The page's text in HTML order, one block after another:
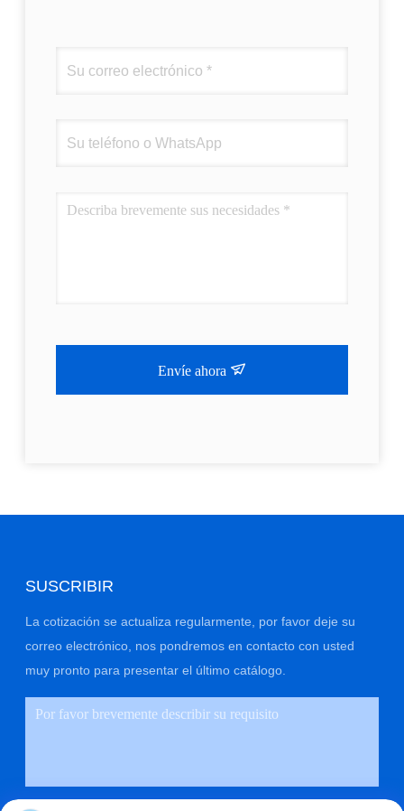
Envíe ahora
SUSCRIBIR
La cotización se actualiza regularmente, por favor deje su
correo electrónico, nos pondremos en contacto con usted
muy pronto para presentar el último catálogo.